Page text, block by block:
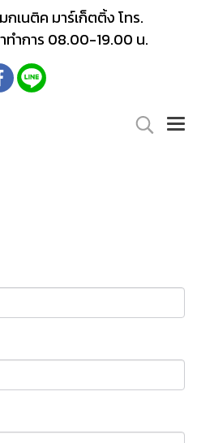
เนติค มาร์เก็ตติ้ง โทร.
ทำการ 08.00-19.00 น.